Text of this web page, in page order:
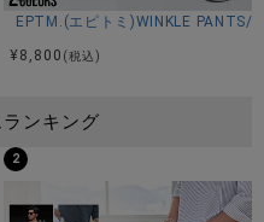
BRAINS DISTRESSED CAPITOL
EPTM.(エピトミ)WINKLE PANTS/
¥ 8,800 (税込)
ンキング
2